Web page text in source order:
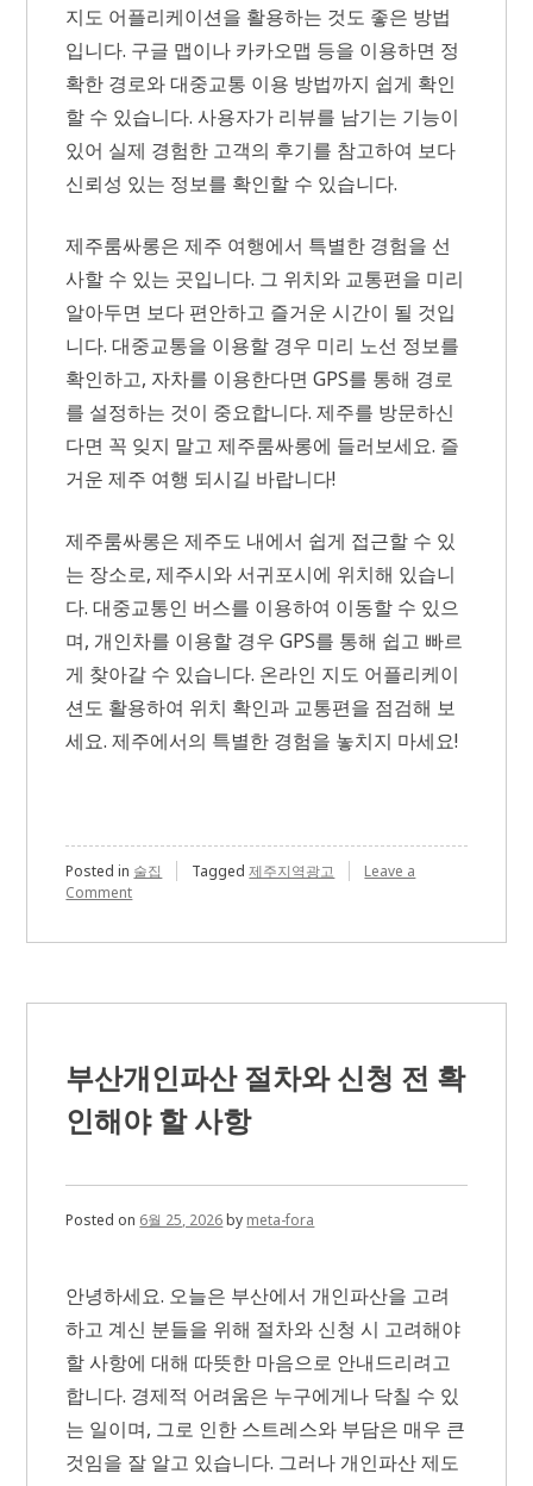
지도 어플리케이션을 활용하는 것도 좋은 방법
입니다. 구글 맵이나 카카오맵 등을 이용하면 정
확한 경로와 대중교통 이용 방법까지 쉽게 확인
할 수 있습니다. 사용자가 리뷰를 남기는 기능이
있어 실제 경험한 고객의 후기를 참고하여 보다
신뢰성 있는 정보를 확인할 수 있습니다.
제주룸싸롱은 제주 여행에서 특별한 경험을 선
사할 수 있는 곳입니다. 그 위치와 교통편을 미리
알아두면 보다 편안하고 즐거운 시간이 될 것입
니다. 대중교통을 이용할 경우 미리 노선 정보를
확인하고, 자차를 이용한다면 GPS를 통해 경로
를 설정하는 것이 중요합니다. 제주를 방문하신
다면 꼭 잊지 말고 제주룸싸롱에 들러보세요. 즐
거운 제주 여행 되시길 바랍니다!
제주룸싸롱은 제주도 내에서 쉽게 접근할 수 있
는 장소로, 제주시와 서귀포시에 위치해 있습니
다. 대중교통인 버스를 이용하여 이동할 수 있으
며, 개인차를 이용할 경우 GPS를 통해 쉽고 빠르
게 찾아갈 수 있습니다. 온라인 지도 어플리케이
션도 활용하여 위치 확인과 교통편을 점검해 보
세요. 제주에서의 특별한 경험을 놓치지 마세요!
Posted in 술집 Tagged제주지역광고
Leave a
Commenton
롱
와
교
통
편
방
법
부산개인파산 절차와 신청 전 확
인해야 할 사항
Posted on 6월 25, 2026by meta-fora
안녕하세요. 오늘은 부산에서 개인파산을 고려
하고 계신 분들을 위해 절차와 신청 시 고려해야
할 사항에 대해 따뜻한 마음으로 안내드리려고
합니다. 경제적 어려움은 누구에게나 닥칠 수 있
는 일이며, 그로 인한 스트레스와 부담은 매우 큰
것임을 잘 알고 있습니다. 그러나 개인파산 제도